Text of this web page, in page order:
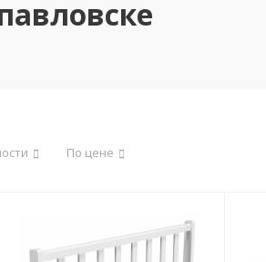
По цене